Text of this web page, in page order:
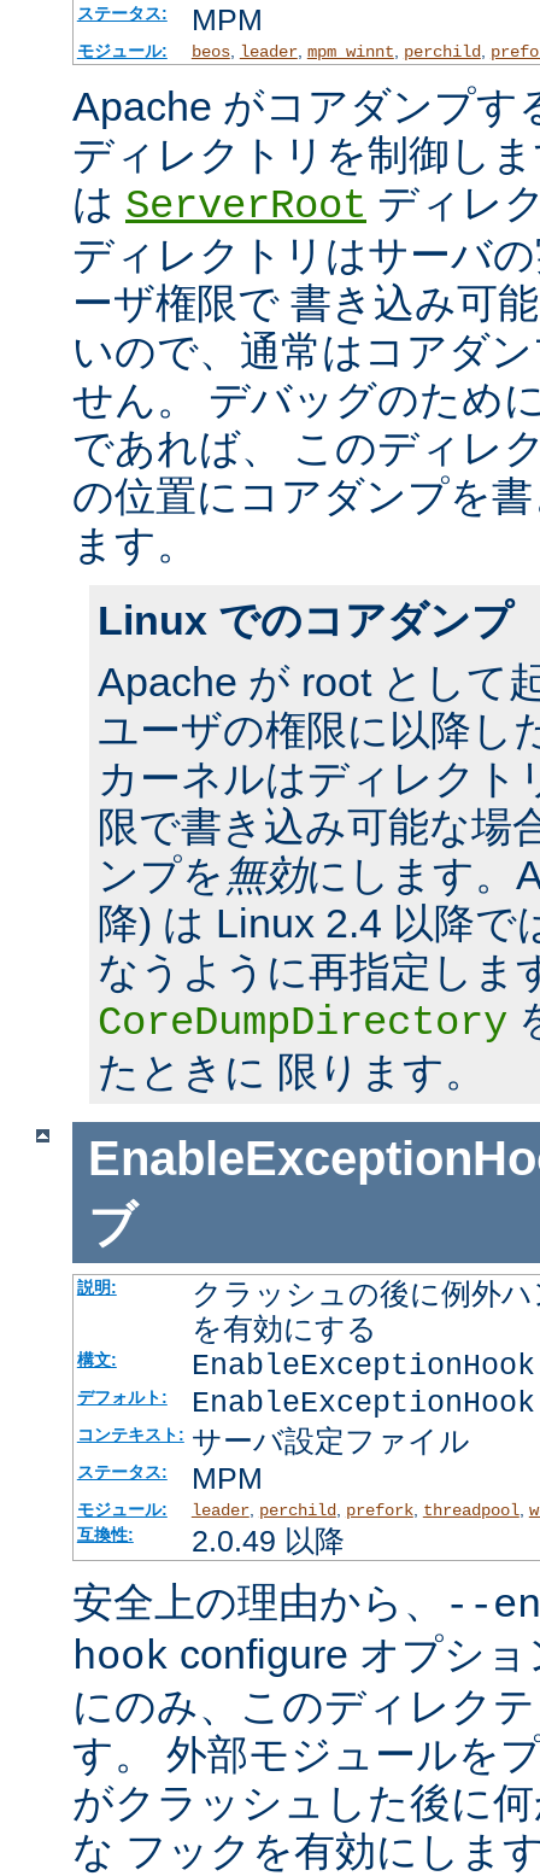
ステータス: MPM
モジュール: beos, leader, mpm_winnt perchild,
Apache がコアダンプす
ディレクトリを制御し
は ServerRoot ディレ
ディレクトリはサーバ
ーザ権限で 書き込み可
いので、通常はコアダ
せん。 デバッグのため
であれば、 このディレ
の位置にコアダンプを
ます。
Linux でのコアダンプ
Apache が root として
ユーザの権限に以降し
カーネルはディレクト
限で書き込み可能な場
ンプを無効にします。
降) は Linux 2.4 以降で
なうように再指定しま
CoreDumpDirectory
たときに 限ります。
ブ
説明:
クラッシュの後に例外
を有効にする
構文:
デフォルト:
コンテキスト: サーバ設定ファイル
ステータス: MPM
モジュール: leader, perchild, prefork, threadpool
互換性:
2.0.49 以降
安全上の理由から、
--
hook configure オプシ
にのみ、このディレク
す。 外部モジュールを
がクラッシュした後に
な フックを有効にしま